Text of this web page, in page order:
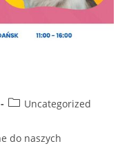
PostUncategorized
do naszych